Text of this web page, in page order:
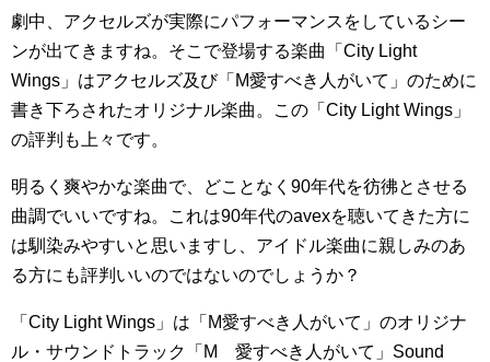
劇中、アクセルズが実際にパフォーマンスをしているシー
ンが出てきますね。そこで登場する楽曲「City Light
Wings」はアクセルズ及び「M愛すべき人がいて」のために
書き下ろされたオリジナル楽曲。この「City Light Wings」
の評判も上々です。
明るく爽やかな楽曲で、どことなく90年代を彷彿とさせる
曲調でいいですね。これは90年代のavexを聴いてきた方に
は馴染みやすいと思いますし、アイドル楽曲に親しみのあ
る方にも評判いいのではないのでしょうか？
「City Light Wings」は「M愛すべき人がいて」のオリジナ
ル・サウンドトラック「M 愛すべき人がいて」Sound